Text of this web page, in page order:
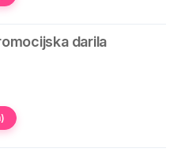
darila